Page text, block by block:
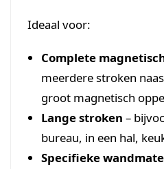
Ideaal voor:
Complete
meerdere stroken
groot magnetisch
Lange stroken –
bureau, in een hal,
Specifieke